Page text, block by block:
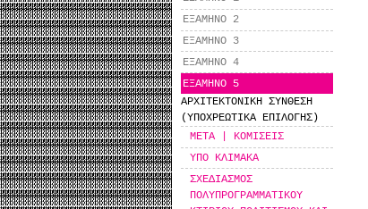
ΕΞΑΜΗΝΟ 2
ΕΞΑΜΗΝΟ 3
ΕΞΑΜΗΝΟ 4
ΕΞΑΜΗΝΟ 5
ΑΡΧΙΤΕΚΤΟΝΙΚΗ ΣΥΝΘΕΣΗ
(ΥΠΟΧΡΕΩΤΙΚΑ ΕΠΙΛΟΓΗΣ)
ΜΕΤΑ | ΚΟΜΙΣΕΙΣ
ΥΠΟ ΚΛΙΜΑΚΑ
ΣΧΕΔΙΑΣΜΟΣ
ΠΟΛΥΠΡΟΓΡΑΜΜΑΤΙΚΟΥ